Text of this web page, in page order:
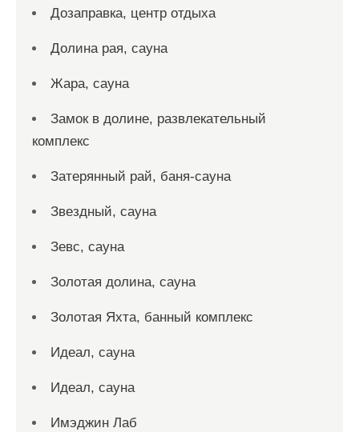
Дозаправка, центр отдыха
Долина рая, сауна
Жара, сауна
Замок в долине, развлекательный
комплекс
Затерянный рай, баня-сауна
Звездный, сауна
Зевс, сауна
Золотая долина, сауна
Золотая Яхта, банный комплекс
Идеал, сауна
Идеал, сауна
Имэджин Лаб